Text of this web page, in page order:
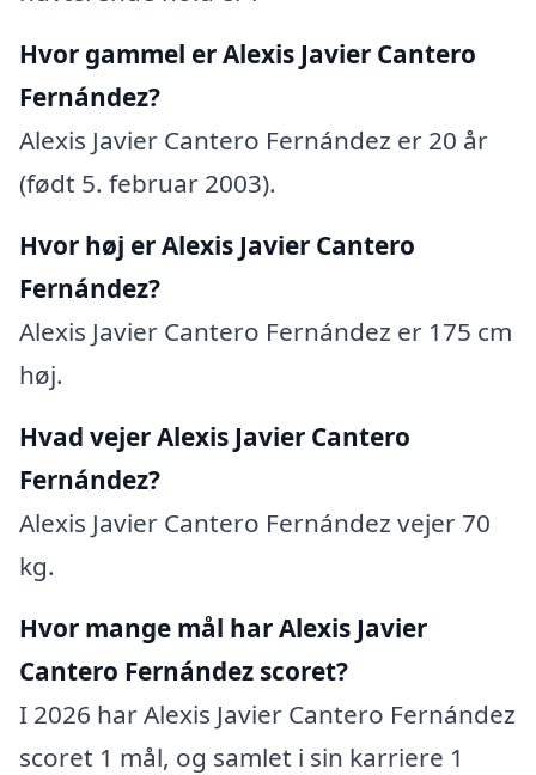
Hvor gammel er Alexis Javier Cantero
Fernández?
Alexis Javier Cantero Fernández er 20 år
(født 5. februar 2003).
Hvor høj er Alexis Javier Cantero
Fernández?
Alexis Javier Cantero Fernández er 175 cm
høj.
Hvad vejer Alexis Javier Cantero
Fernández?
Alexis Javier Cantero Fernández vejer 70
kg.
Hvor mange mål har Alexis Javier
Cantero Fernández scoret?
I 2026 har Alexis Javier Cantero Fernández
scoret 1 mål, og samlet i sin karriere 1